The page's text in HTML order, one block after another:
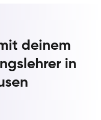
deinem
in